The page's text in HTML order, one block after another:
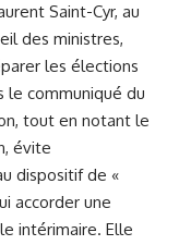
Saint-Cyr, au
des ministres,
les élections
le communiqué du
tout en notant le
évite
dispositif de «
accorder une
intérimaire. Elle